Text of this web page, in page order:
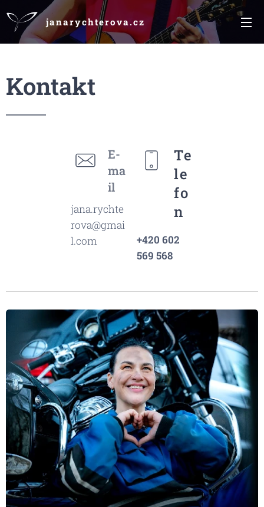
janarychterova.cz
Kontakt
E-
ma
il
jana.rychte
rova@gmai
l.com
Te
le
fo
n
+420 602
569 568